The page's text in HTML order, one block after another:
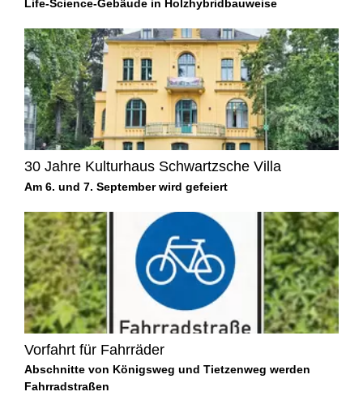
Life-Science-Gebäude in Holzhybridbauweise
30 Jahre Kulturhaus Schwartzsche Villa
Am 6. und 7. September wird gefeiert
Vorfahrt für Fahrräder
Abschnitte von Königsweg und Tietzenweg werden
Fahrradstraßen